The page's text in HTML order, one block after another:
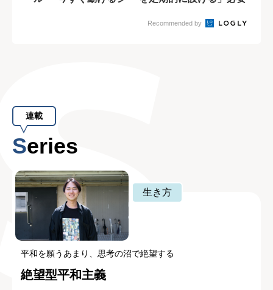
Recommended by
連載
Series
生き方
平和を願うあまり、思考の沼で絶望する
絶望型平和主義